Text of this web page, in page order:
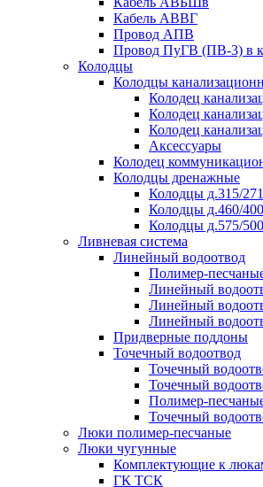
Кабель АВВГ
Провод АПВ
Провод ПуГВ (ПВ-3) в
Колодцы
Колодцы
Колодец
Колодец
Колодец
Аксессуары
Колодец
Колодцы дренажные
Колодцы д.315/
Колодцы д.460/
Колодцы д.575/
Ливневая система
Линейный водоотвод
Полимер-
Линейный
Линейный
Линейный
Придверные поддоны
Точечный водоотвод
Точечный
Точечный
Полимер-
Точечный
Люки полимер-песчаные
Люки чугунные
Комплектующие к
ГК ТСК